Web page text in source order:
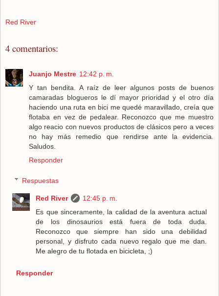
Red River
4 comentarios:
Juanjo Mestre 12:42 p. m.
Y tan bendita. A raíz de leer algunos posts de buenos
camaradas blogueros le dí mayor prioridad y el otro día
haciendo una ruta en bici me quedé maravillado, creía que
flotaba en vez de pedalear. Reconozco que me muestro
algo reacio con nuevos productos de clásicos pero a veces
no hay más remedio que rendirse ante la evidencia.
Saludos.
Responder
Respuestas
Red River
12:45 p. m.
Es que sinceramente, la calidad de la aventura actual
de los dinosaurios está fuera de toda duda.
Reconozco que siempre han sido una debilidad
personal, y disfruto cada nuevo regalo que me dan.
Me alegro de tu flotada en bicicleta, ;)
Responder